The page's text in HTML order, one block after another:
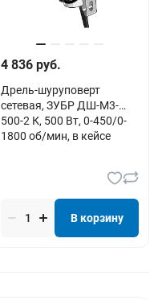
4 836 руб.
Дрель-шуруповерт
сетевая, ЗУБР ДШ-М3-
500-2 К, 500 Вт, 0-450/0-
1800 об/мин, в кейсе
В корзину